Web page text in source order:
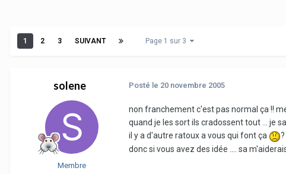
1 2 3 SUIVANT Page 1 sur 3
solene
Membre
Posté le 20 novembre 2005
non franchement c'est pas normal ça !!
quand je les sort ils cradossent tout ... je
il y a d'autre ratoux a vous qui font ça
?
donc si vous avez des idée .... sa